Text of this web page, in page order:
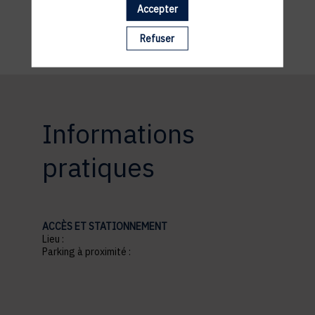
Informations
pratiques
ACCÈS ET STATIONNEMENT
Lieu :
Parking à proximité :
Accepter
Refuser